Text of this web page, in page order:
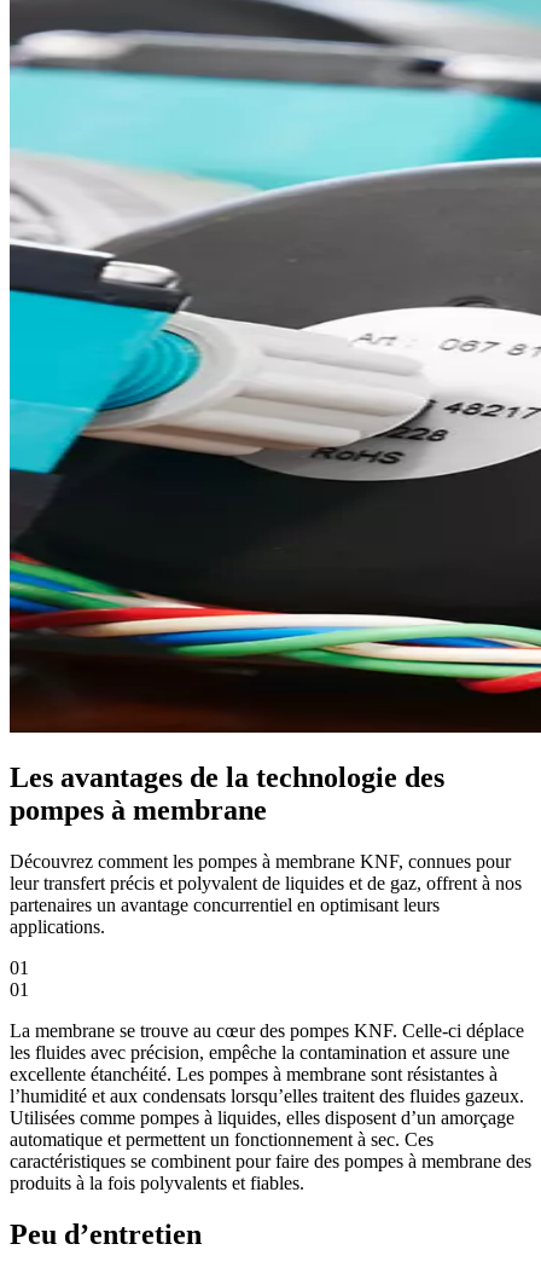
Les avantages de la technologie des
pompes à membrane
Découvrez comment les pompes à membrane KNF, connues pour
leur transfert précis et polyvalent de liquides et de gaz, offrent à nos
partenaires un avantage concurrentiel en optimisant leurs
applications.
01
01
La membrane se trouve au cœur des pompes KNF. Celle-ci déplace
les fluides avec précision, empêche la contamination et assure une
excellente étanchéité. Les pompes à membrane sont résistantes à
l’humidité et aux condensats lorsqu’elles traitent des fluides gazeux.
Utilisées comme pompes à liquides, elles disposent d’un amorçage
automatique et permettent un fonctionnement à sec. Ces
caractéristiques se combinent pour faire des pompes à membrane des
produits à la fois polyvalents et fiables.
Peu d’entretien